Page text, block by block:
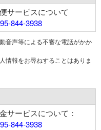
サービスについて
844-3938
音声等による不審な電話がかか
情報をお尋ねすることはありま
サービスについて：
844-3938